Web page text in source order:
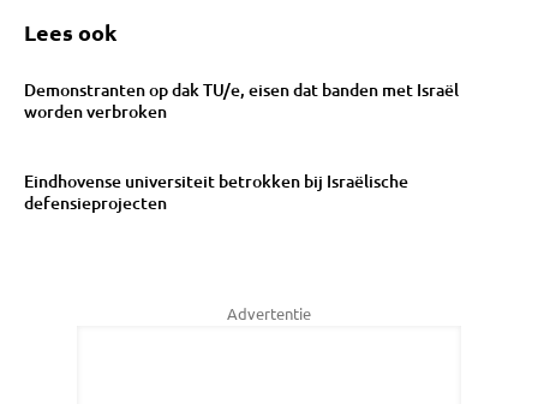
Lees ook
Demonstranten op dak TU/e, eisen dat banden met Israël
worden verbroken
Eindhovense universiteit betrokken bij Israëlische
defensieprojecten
Advertentie